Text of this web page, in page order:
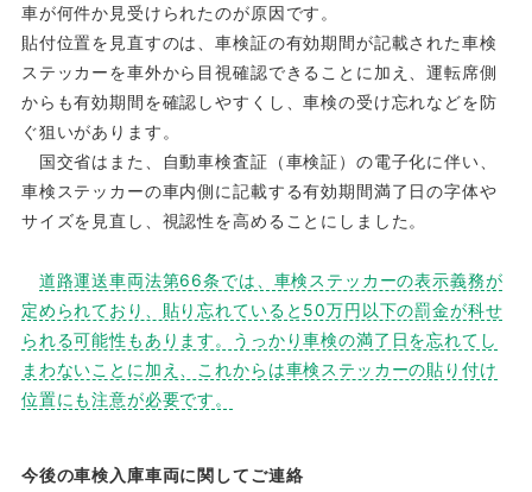
車が何件か見受けられたのが原因です。
貼付位置を見直すのは、車検証の有効期間が記載された車検
ステッカーを車外から目視確認できることに加え、運転席側
からも有効期間を確認しやすくし、車検の受け忘れなどを防
ぐ狙いがあります。
国交省はまた、自動車検査証（車検証）の電子化に伴い、
車検ステッカーの車内側に記載する有効期間満了日の字体や
サイズを見直し、視認性を高めることにしました。
道路運送車両法第66条では、車検ステッカーの表示義務が
定められており、貼り忘れていると50万円以下の罰金が科せ
られる可能性もあります。うっかり車検の満了日を忘れてし
まわないことに加え、これからは車検ステッカーの貼り付け
位置にも注意が必要です。
今後の車検入庫車両に関してご連絡